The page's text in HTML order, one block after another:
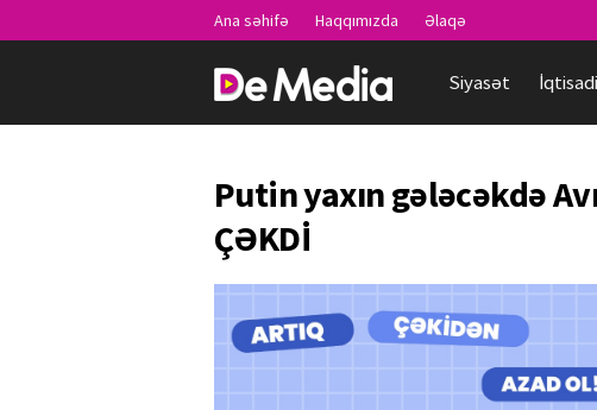
Ana səhifə Haqqımızda Əlaqə
Siyasət
Putin yaxın gələcəkdə
ÇƏKDİ